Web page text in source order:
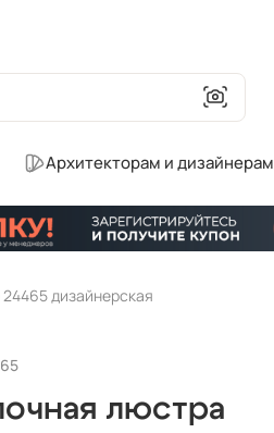
Архитекторам и дизайнерам
дизайнерская
люстра